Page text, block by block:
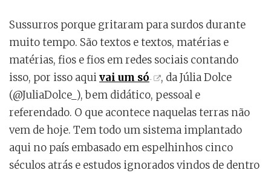
Sussurros porque gritaram para surdos durante
muito tempo. São textos e textos, matérias e
matérias, fios e fios em redes sociais contando
isso, por isso aquivai um só
, da Júlia Dolce
(@JuliaDolce_), bem didático, pessoal e
referendado. O que acontece naquelas terras não
vem de hoje. Tem todo um sistema implantado
aqui no país embasado em espelhinhos cinco
séculos atrás e estudos ignorados vindos de dentro